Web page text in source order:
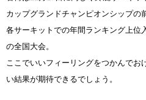
カップグランドチャンピオンシップの
各サーキットでの年間ランキング上位
の全国大会。
ここでいいフィーリングをつかんで
い結果が期待できるでしょう。